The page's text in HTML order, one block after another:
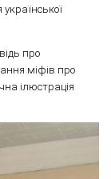
про
міфів про
ілюстрація